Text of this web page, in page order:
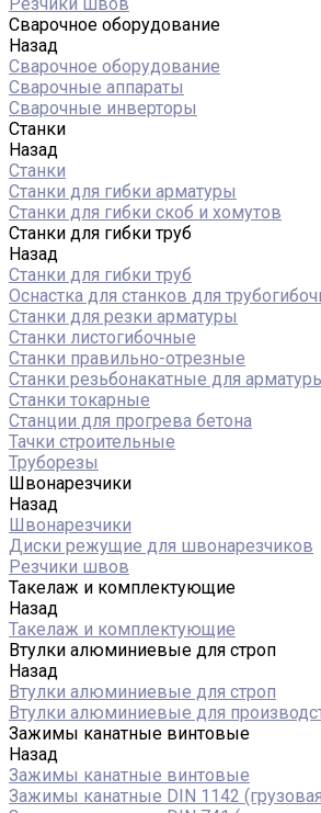
Сварочное оборудование
Назад
Сварочное оборудование
Сварочные аппараты
Сварочные инверторы
Станки
Назад
Станки
Станки для гибки арматуры
Станки для гибки скоб и хомутов
Станки для гибки труб
Назад
Станки для гибки труб
Оснастка для станков для
Станки для резки арматуры
Станки листогибочные
Станки правильно-отрезные
Станки резьбонакатные для
Станки токарные
Станции для прогрева бетона
Тачки строительные
Труборезы
Швонарезчики
Назад
Швонарезчики
Диски режущие для швонарезчиков
Резчики швов
Такелаж и комплектующие
Назад
Такелаж и комплектующие
Втулки алюминиевые для строп
Назад
Втулки алюминиевые для строп
Втулки алюминиевые для
Зажимы канатные винтовые
Назад
Зажимы канатные винтовые
Зажимы канатные DIN 1142